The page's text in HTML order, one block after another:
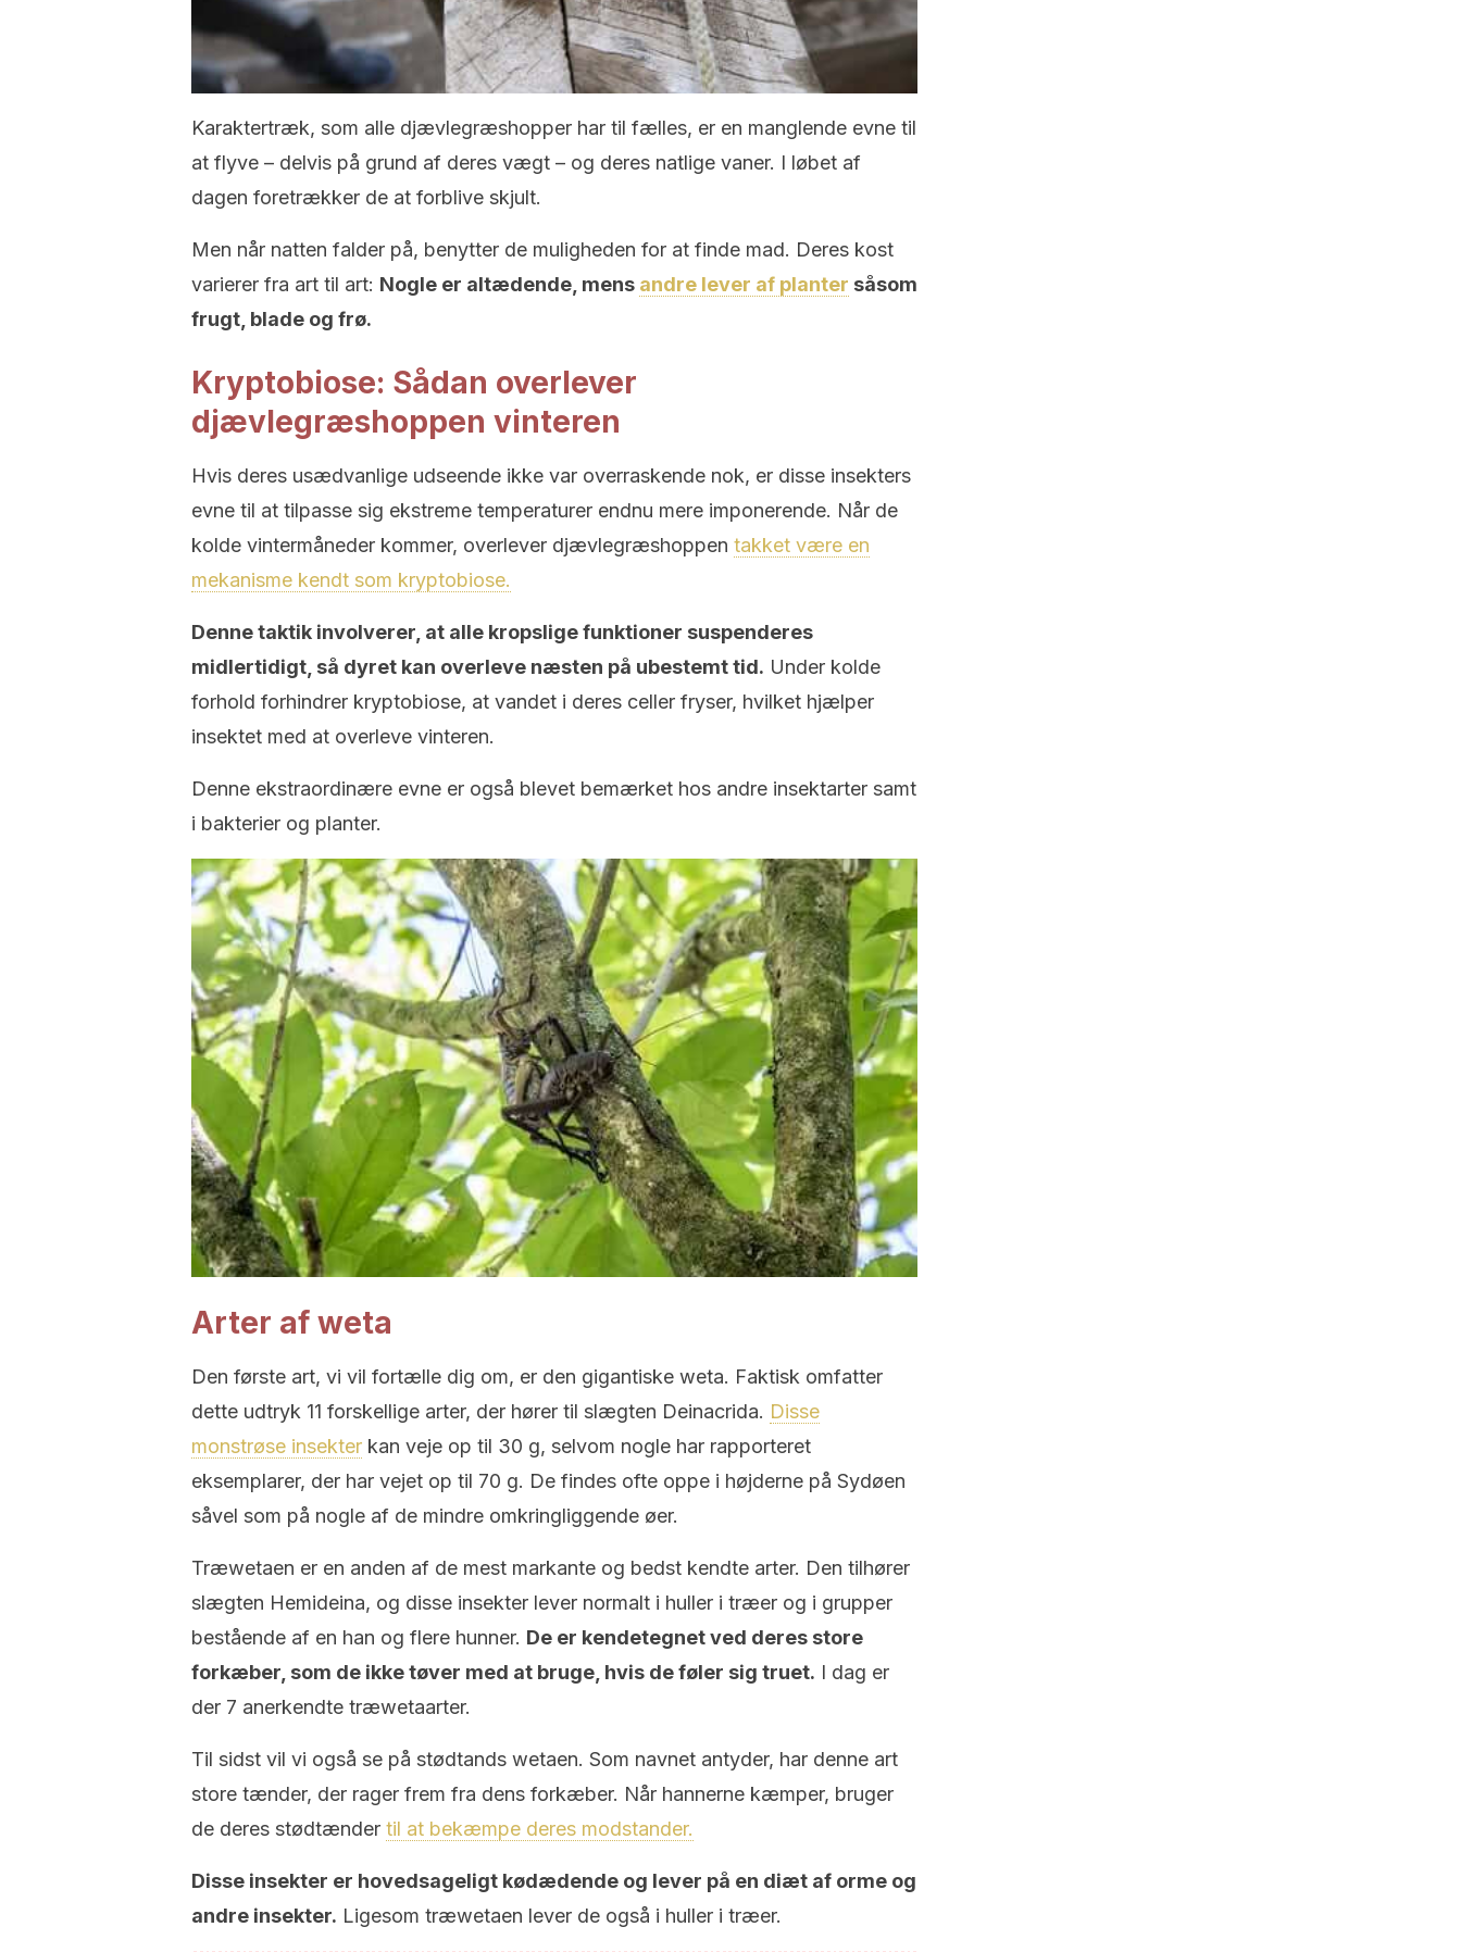
Karaktertræk, som alle djævlegræshopper har til fælles, er en manglende evne til
at flyve – delvis på grund af deres vægt – og deres natlige vaner. I løbet af
dagen foretrækker de at forblive skjult.
Men når natten falder på, benytter de muligheden for at finde mad. Deres kost
varierer fra art til art: Nogle er altædende, mens andre lever af planter såsom
frugt, blade og frø.
Kryptobiose: Sådan overlever
djævlegræshoppen vinteren
Hvis deres usædvanlige udseende ikke var overraskende nok, er disse insekters
evne til at tilpasse sig ekstreme temperaturer endnu mere imponerende. Når de
kolde vintermåneder kommer, overlever djævlegræshoppen takket være en
mekanisme kendt som kryptobiose.
Denne taktik involverer, at alle kropslige funktioner suspenderes
midlertidigt, så dyret kan overleve næsten på ubestemt tid. Under kolde
forhold forhindrer kryptobiose, at vandet i deres celler fryser, hvilket hjælper
insektet med at overleve vinteren.
Denne ekstraordinære evne er også blevet bemærket hos andre insektarter samt
i bakterier og planter.
Arter af weta
Den første art, vi vil fortælle dig om, er den gigantiske weta. Faktisk omfatter
dette udtryk 11 forskellige arter, der hører til slægten Deinacrida. Disse
monstrøse insekter kan veje op til 30 g, selvom nogle har rapporteret
eksemplarer, der har vejet op til 70 g. De findes ofte oppe i højderne på Sydøen
såvel som på nogle af de mindre omkringliggende øer.
Træwetaen er en anden af ​​de mest markante og bedst kendte arter. Den tilhører
slægten Hemideina, og disse insekter lever normalt i huller i træer og i grupper
bestående af en han og flere hunner. De er kendetegnet ved deres store
forkæber, som de ikke tøver med at bruge, hvis de føler sig truet. I dag er
der 7 anerkendte træwetaarter.
Til sidst vil vi også se på stødtands wetaen. Som navnet antyder, har denne art
store tænder, der rager frem fra dens forkæber. Når hannerne kæmper, bruger
de deres stødtænder til at bekæmpe deres modstander.
Disse insekter er hovedsageligt kødædende og lever på en diæt af orme og
andre insekter. Ligesom træwetaen lever de også i huller i træer.